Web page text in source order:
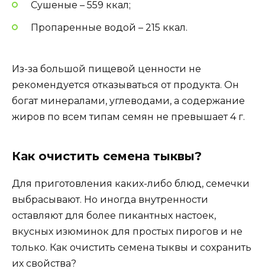
Сушеные – 559 ккал;
Пропаренные водой – 215 ккал.
Из-за большой пищевой ценности не
рекомендуется отказываться от продукта. Он
богат минералами, углеводами, а содержание
жиров по всем типам семян не превышает 4 г.
Как очистить семена тыквы?
Для приготовления каких-либо блюд, семечки
выбрасывают. Но иногда внутренности
оставляют для более пикантных настоек,
вкусных изюминок для простых пирогов и не
только. Как очистить семена тыквы и сохранить
их свойства?